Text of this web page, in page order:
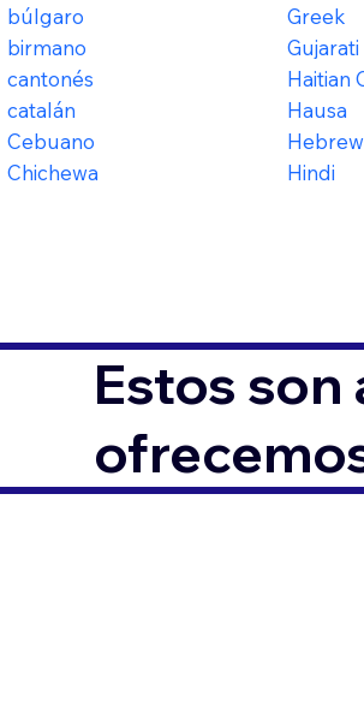
búlgaro
birmano
cantonés
catalán
Cebuano
Chichewa
Greek
Gujarati
Haitian
Hausa
Hebrew
Hindi
Estos